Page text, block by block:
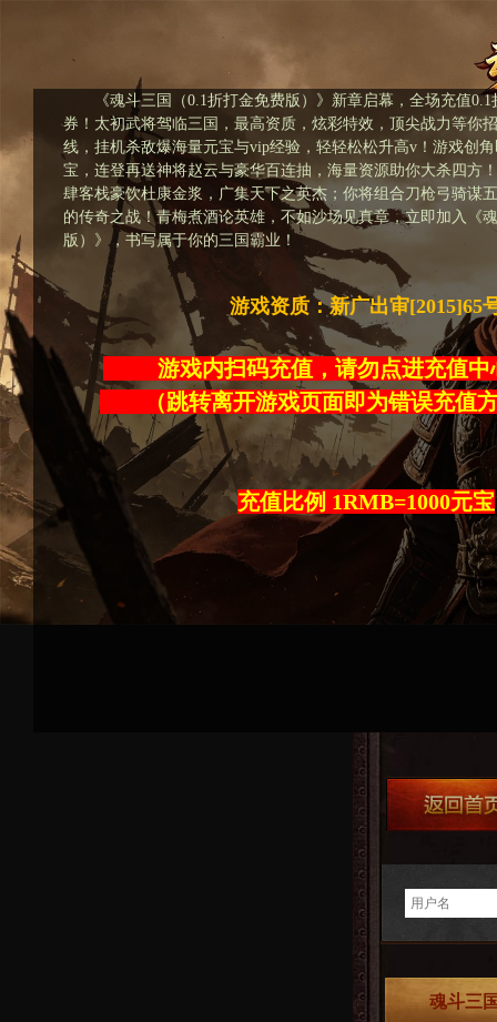
《魂斗三国（0.1折打金免费版）》新章启幕，全场充值
券！太初武将驾临三国，最高资质，炫彩特效，顶尖战力等你
线，挂机杀敌爆海量元宝与vip经验，轻轻松松升高v！游戏创角
宝，连登再送神将赵云与豪华百连抽，海量资源助你大杀四方
肆客栈豪饮杜康金浆，广集天下之英杰；你将组合刀枪弓骑谋
的传奇之战！青梅煮酒论英雄，不如沙场见真章，立即加入《
版）》，书写属于你的三国霸业！
游戏资质：新广出审[2015]65
游戏内扫码充值，请勿点进充
（跳转离开游戏页面即为错误
充值比例 1RMB=1000元宝
魂斗三